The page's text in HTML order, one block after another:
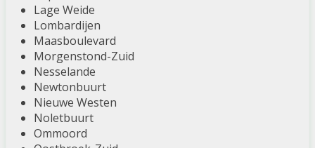
Lage Weide
Lombardijen
Maasboulevard
Morgenstond-Zuid
Nesselande
Newtonbuurt
Nieuwe Westen
Noletbuurt
Ommoord